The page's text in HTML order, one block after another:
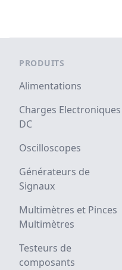
PRODUITS
Alimentations
Charges Electroniques
DC
Oscilloscopes
Générateurs de
Signaux
Multimètres et Pinces
Multimètres
Testeurs de
composants